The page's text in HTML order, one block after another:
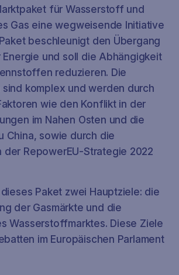
für Wasserstoff und
Gas eine wegweisende Initiative
beschleunigt den Übergang
Energie und soll die Abhängigkeit
reduzieren. Die
komplex und werden durch
wie den Konflikt in der
im Nahen Osten und die
China, sowie durch die
RepowerEU-Strategie 2022
Paket zwei Hauptziele: die
der Gasmärkte und die
Wasserstoffmarktes. Diese Ziele
im Europäischen Parlament